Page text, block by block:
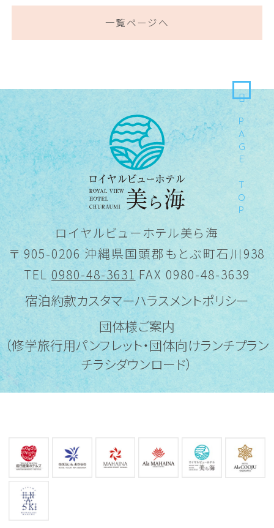
一覧ページへ
PAGE TOP
ロイヤルビューホテル美ら海
〒 905-0206 沖縄県国頭郡もとぶ町石川938
TEL0980-48-3631 FAX 0980-48-3639
宿泊約款カスタマーハラスメントポリシー
団体様ご案内
（修学旅行用パンフレット・団体向けランチプラン
チラシダウンロード）